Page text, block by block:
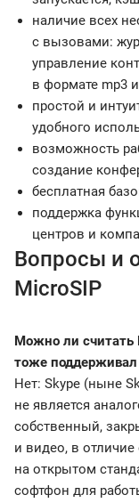
наличие всех
с вызовами:
управление
в формате mp3
простой и
удобного
возможность
создание
бесплатная
поддержка
центров и
Вопросы и
MicroSIP
Можно ли считать
тоже
Нет: Skype (ныне
не является
собственный,
и видео, в
на открытом
софтфон для